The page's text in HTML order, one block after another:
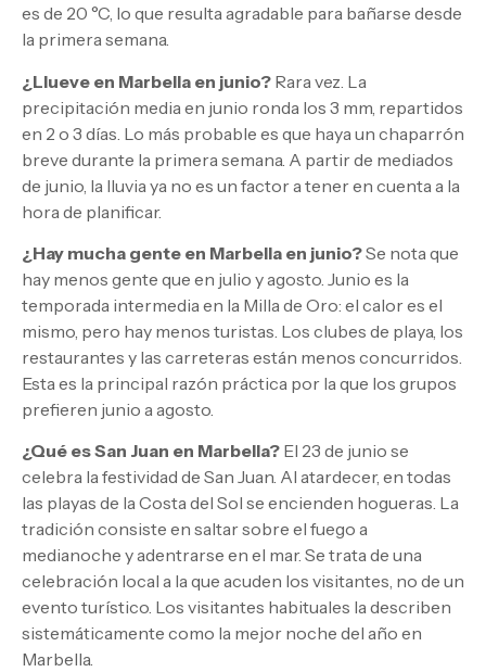
es de 20 °C, lo que resulta agradable para bañarse desde
la primera semana.
¿Llueve en Marbella en junio? Rara vez. La
precipitación media en junio ronda los 3 mm, repartidos
en 2 o 3 días. Lo más probable es que haya un chaparrón
breve durante la primera semana. A partir de mediados
de junio, la lluvia ya no es un factor a tener en cuenta a la
hora de planificar.
¿Hay mucha gente en Marbella en junio?Se nota que
hay menos gente que en julio y agosto. Junio es la
temporada intermedia en la Milla de Oro: el calor es el
mismo, pero hay menos turistas. Los clubes de playa, los
restaurantes y las carreteras están menos concurridos.
Esta es la principal razón práctica por la que los grupos
prefieren junio a agosto.
¿Qué es San Juan en Marbella? El 23 de junio se
celebra la festividad de San Juan. Al atardecer, en todas
las playas de la Costa del Sol se encienden hogueras. La
tradición consiste en saltar sobre el fuego a
medianoche y adentrarse en el mar. Se trata de una
celebración local a la que acuden los visitantes, no de un
evento turístico. Los visitantes habituales la describen
sistemáticamente como la mejor noche del año en
Marbella.